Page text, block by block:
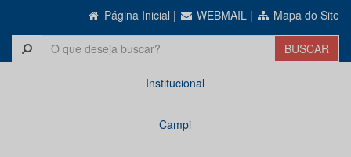
Página Inicial | WEBMAIL | Mapa do Site
Institucional
Campi